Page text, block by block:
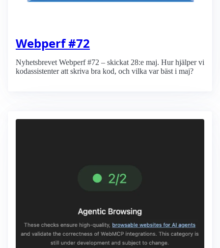
Webperf #72
Nyhetsbrevet Webperf #72 – skickat 28:e maj. Hur hjälper vi
kodassistenter att skriva bra kod, och vilka var bäst i maj?